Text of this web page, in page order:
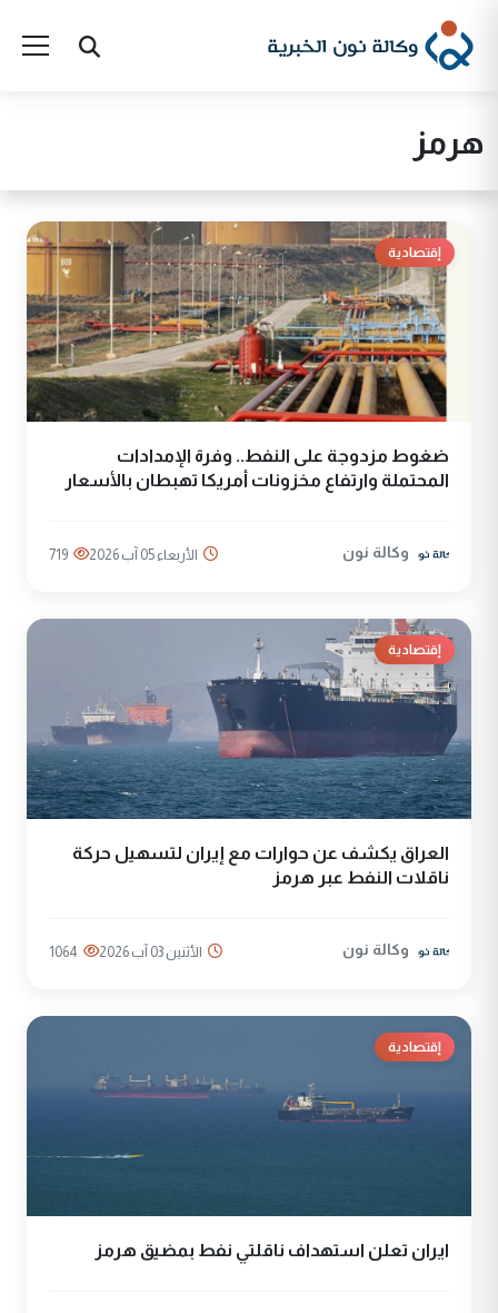
هرمز
إقتصادية
ضغوط مزدوجة على النفط.. وفرة الإمدادات
المحتملة وارتفاع مخزونات أمريكا تهبطان بالأسعار
وكالة نون الأربعاء 05 آب 2026 719
إقتصادية
العراق يكشف عن حوارات مع إيران لتسهيل حركة
ناقلات النفط عبر هرمز
وكالة نون الأثنين 03 آب 2026 1064
إقتصادية
ايران تعلن استهداف ناقلتي نفط بمضيق هرمز